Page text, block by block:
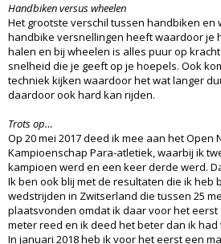
Handbiken versus wheelen
Het grootste verschil tussen handbiken en
handbike versnellingen heeft waardoor je
halen en bij wheelen is alles puur op
snelheid die je geeft op je hoepels. Ook
techniek kijken waardoor het wat langer
daardoor ook hard kan rijden.
Trots op…
Op 20 mei 2017 deed ik mee aan het Open
Kampioenschap Para-atletiek, waarbij ik
kampioen werd en een keer derde werd.
Ik ben ook blij met de resultaten die ik heb
wedstrijden in Zwitserland die tussen 25
plaatsvonden omdat ik daar voor het eerst
meter reed en ik deed het beter dan ik had
In januari 2018 heb ik voor het eerst een